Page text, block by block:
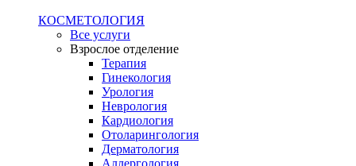
КОСМЕТОЛОГИЯ
Все услуги
Взрослое отделение
Терапия
Гинекология
Урология
Неврология
Кардиология
Отоларингология
Дерматология